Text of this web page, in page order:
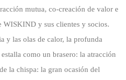
mutua, co-creación de valor e
WISKIND y sus clientes y socios.
y las olas de calor, la profunda
como un brasero: la atracción
la chispa: la gran ocasión del